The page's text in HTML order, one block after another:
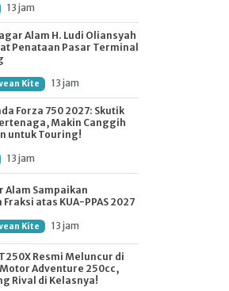
13 jam
Alam H. Ludi Oliansyah
Penataan Pasar Terminal
Kite 13 jam
Forza 750 2027: Skutik
Makin Canggih
untuk Touring!
13 jam
Alam Sampaikan
atas KUA-PPAS 2027
Kite 13 jam
Resmi Meluncur di
Adventure 250cc,
Rival di Kelasnya!